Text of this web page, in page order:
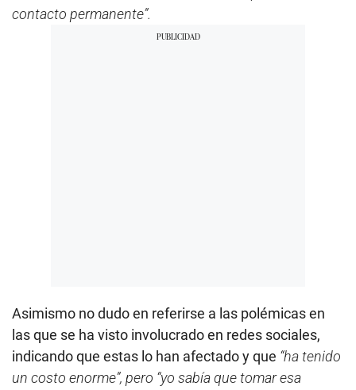
contacto permanente”.
Asimismo no dudo en referirse a las polémicas en
las que se ha visto involucrado en redes sociales,
indicando que estas lo han afectado y que “ha tenido
un costo enorme”, pero “yo sabía que tomar esa